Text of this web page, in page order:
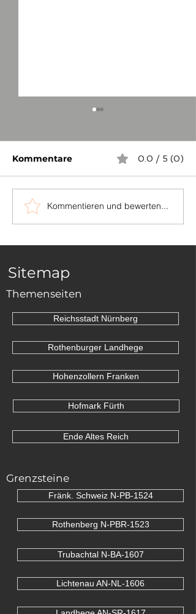
...auch in
Niederösterreich
Kommentare 0.0 / 5 (0)
Kommentieren und bewerten...
Sitemap
Themenseiten
Reichsstadt Nürnberg
Rothenburger Landhege
Hohenzollern Franken
Hofmark Fürth
Ende Altes Reich
Grenzsteine
Fränk. Schweiz N-PB-1524
Rothenberg N-PBR-1523
Trubachtal N-BA-1607
Lichtenau AN-NL-1606